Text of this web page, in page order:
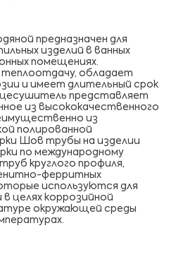
предназначен для
изделий в ванных
помещениях.
обладает
и имеет длительный срок
представляет
из высококачественного
из
полированной
Шов трубы на изделии
по международному
круглого профиля,
ферритных
используются для
целях коррозийной
окружающей среды